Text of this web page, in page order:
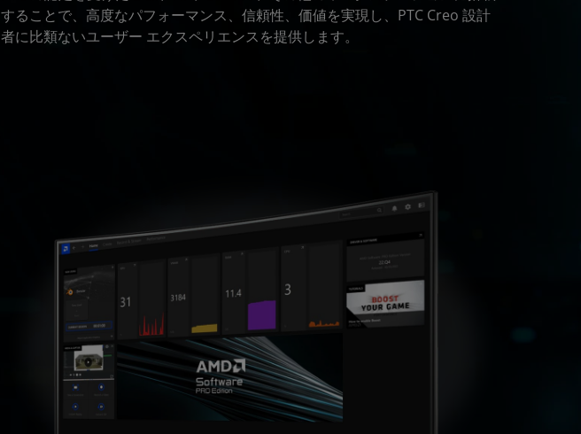
することで、高度なパフォーマンス、信頼性、価値を実現し、PTC Creo 設計
者に比類ないユーザー エクスペリエンスを提供します。